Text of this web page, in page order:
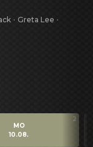
· Greta Lee ·
2
MO
10.08.